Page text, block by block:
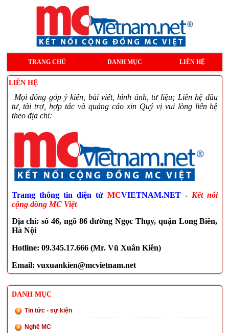
TRANG CHỦ DANH MỤC LIÊN HỆ
LIÊN HỆ
Mọi đóng góp ý kiến, bài viết, hình ảnh, tư liệu; Liên hệ đầu
tư, tài trợ, hợp tác và quảng cáo xin Quý vị vui lòng liên hệ
theo địa chỉ:
Tramg thông tin điện tử MCVIETNAM.NET - Kết nối
cộng đồng MC Việt
Địa chỉ: số 46, ngõ 86 đường Ngọc Thụy, quận Long Biên,
Hà Nội
Hotline: 09.345.17.666 (Mr. Vũ Xuân Kiên)
Email: vuxuankien@mcvietnam.net
DANH MỤC
Tin tức - sự kiện
Nghề MC